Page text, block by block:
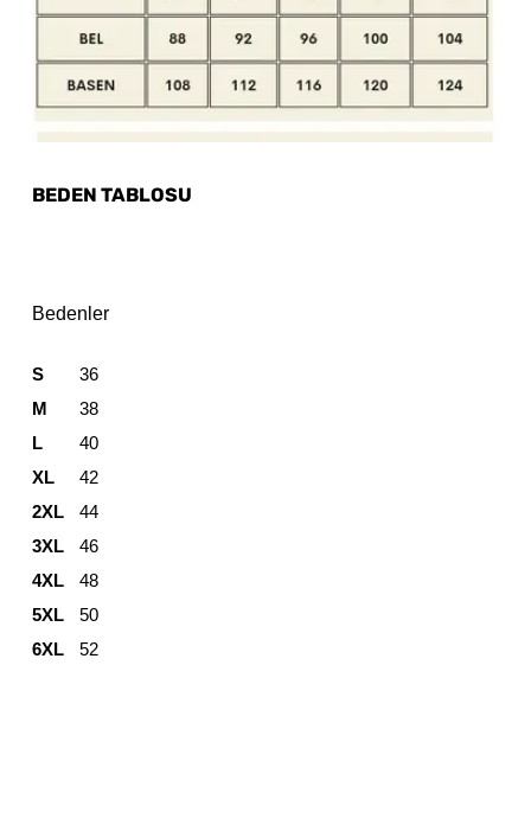
BEDEN TABLOSU
Bedenler
S
36
M
38
L
40
XL
42
2XL
44
3XL
46
4XL
48
5XL
50
6XL
52